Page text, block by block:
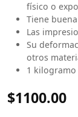
físico o
Tiene
Las
Su
otros
1
$1100.00